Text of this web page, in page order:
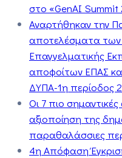
στο «GenAI Summit
Αναρτήθηκαν την
αποτελέσματα των
Επαγγελματικής
αποφοίτων ΕΠΑΣ
ΔΥΠΑ-1η περίοδος
Οι 7 πιο
αξιοποίηση της
παραθαλάσσιες
4η Απόφαση